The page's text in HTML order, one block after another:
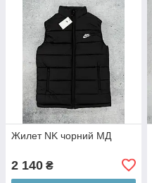
Жилет NK чорний МД
2 140 ₴